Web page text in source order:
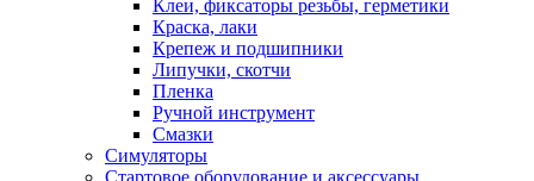
Клеи, фиксаторы резьбы, герметики
Краска, лаки
Крепеж и подшипники
Липучки, скотчи
Пленка
Ручной инструмент
Смазки
Симуляторы
Стартовое оборудование и аксессуары